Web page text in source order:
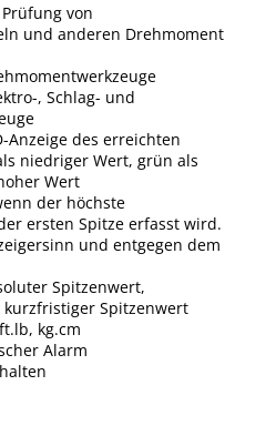
von
und anderen Drehmoment
, Schlag- und
Anzeige des erreichten
niedriger Wert, grün als
Wert
der höchste
ersten Spitze erfasst wird.
und entgegen dem
Spitzenwert,
Spitzenwert
kg.cm
Alarm